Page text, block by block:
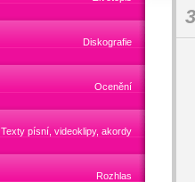
Diskografie
Ocenění
Texty písní, videoklipy, akordy
Rozhlas